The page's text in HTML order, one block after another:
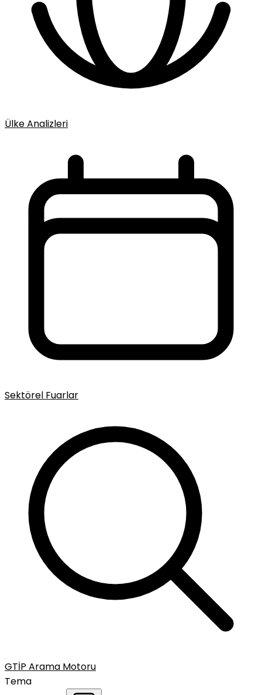
Ülke Analizleri
Sektörel Fuarlar
GTİP Arama Motoru
Tema